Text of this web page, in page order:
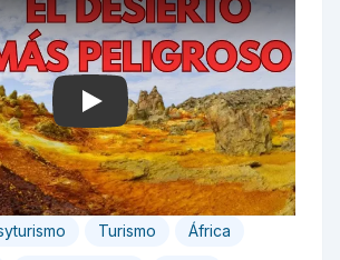
Play
Turismo África